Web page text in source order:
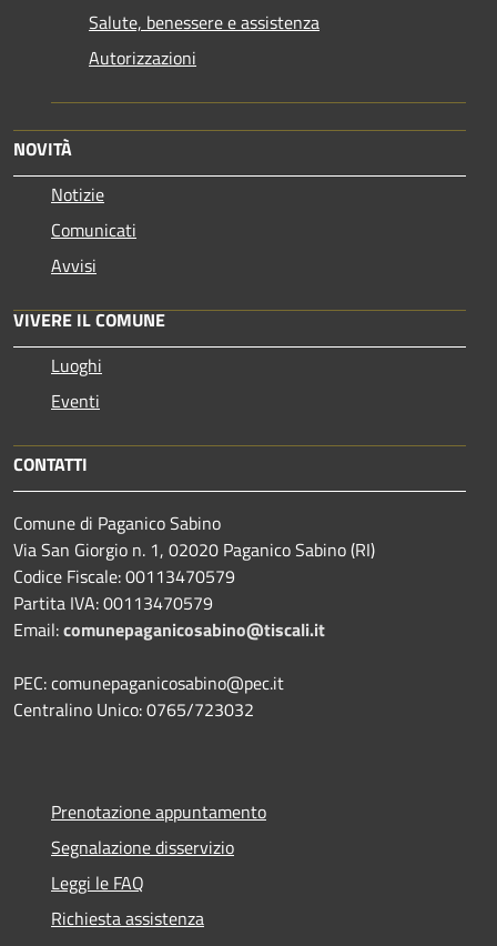
Salute, benessere e assistenza
Autorizzazioni
NOVITÀ
Notizie
Comunicati
Avvisi
VIVERE IL COMUNE
Luoghi
Eventi
CONTATTI
Comune di Paganico Sabino
Via San Giorgio n. 1, 02020 Paganico Sabino (RI)
Codice Fiscale: 00113470579
Partita IVA: 00113470579
Email:comunepaganicosabino@tiscali.it
PEC: comunepaganicosabino@pec.it
Centralino Unico: 0765/723032
Prenotazione appuntamento
Segnalazione disservizio
Leggi le FAQ
Richiesta assistenza